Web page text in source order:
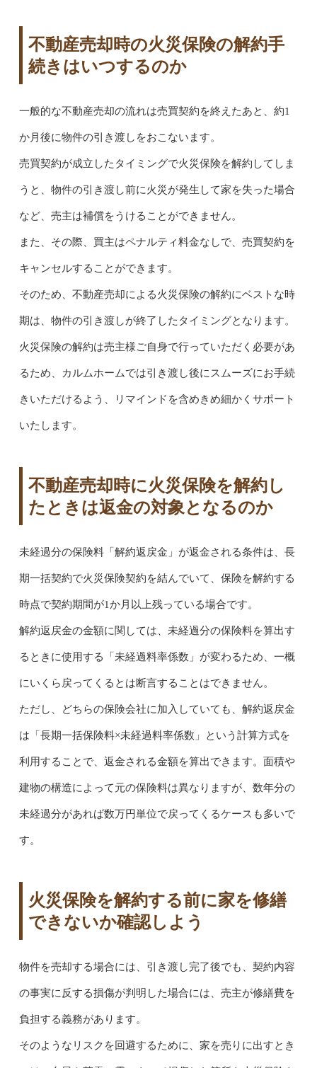
不動産売却時の火災保険の解約手
続きはいつするのか
一般的な不動産売却の流れは売買契約を終えたあと、約1
か月後に物件の引き渡しをおこないます。
売買契約が成立したタイミングで火災保険を解約してしま
うと、物件の引き渡し前に火災が発生して家を失った場合
など、売主は補償をうけることができません。
また、その際、買主はペナルティ料金なしで、売買契約を
キャンセルすることができます。
そのため、不動産売却による火災保険の解約にベストな時
期は、物件の引き渡しが終了したタイミングとなります。
火災保険の解約は売主様ご自身で行っていただく必要があ
るため、カルムホームでは引き渡し後にスムーズにお手続
きいただけるよう、リマインドを含めきめ細かくサポート
いたします。
不動産売却時に火災保険を解約し
たときは返金の対象となるのか
未経過分の保険料「解約返戻金」が返金される条件は、長
期一括契約で火災保険契約を結んでいて、保険を解約する
時点で契約期間が1か月以上残っている場合です。
解約返戻金の金額に関しては、未経過分の保険料を算出す
るときに使用する「未経過料率係数」が変わるため、一概
にいくら戻ってくるとは断言することはできません。
ただし、どちらの保険会社に加入していても、解約返戻金
は「長期一括保険料×未経過料率係数」という計算方式を
利用することで、返金される金額を算出できます。面積や
建物の構造によって元の保険料は異なりますが、数年分の
未経過分があれば数万円単位で戻ってくるケースも多いで
す。
火災保険を解約する前に家を修繕
できないか確認しよう
物件を売却する場合には、引き渡し完了後でも、契約内容
の事実に反する損傷が判明した場合には、売主が修繕費を
負担する義務があります。
そのようなリスクを回避するために、家を売りに出すとき